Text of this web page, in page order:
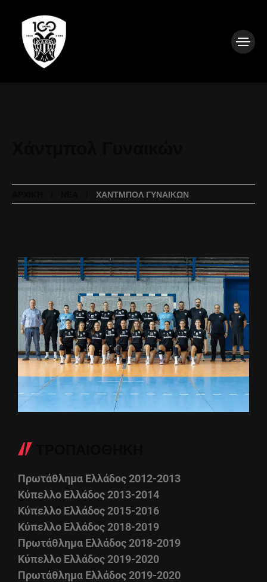
ΧΆΝΤΜΠΟΛ ΓΥΝΑΙΚΏΝ
Πρωτάθλημα Ελλάδος 2012-2013
Κύπελλο Ελλάδος 2013-2014
Κύπελλο Ελλάδος 2015-2016
Κύπελλο Ελλάδος 2018-2019
Πρωτάθλημα Ελλάδος 2018-2019
Κύπελλο Ελλάδος 2019-2020
Πρωτάθλημα Ελλάδος 2019-2020